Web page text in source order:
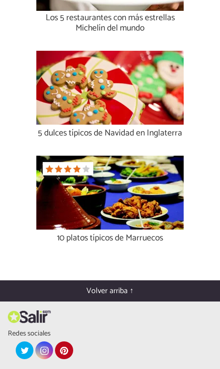
Los 5 restaurantes con más estrellas
Michelín del mundo
5 dulces típicos de Navidad en Inglaterra
10 platos típicos de Marruecos
Volver arriba ↑
Redes sociales